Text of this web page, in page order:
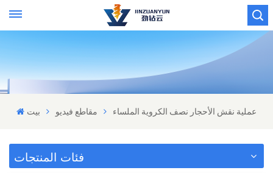
بيت مقاطع فيديو عملية نقش الأحجار نصف الكروية الملساء
فئات المنتجات